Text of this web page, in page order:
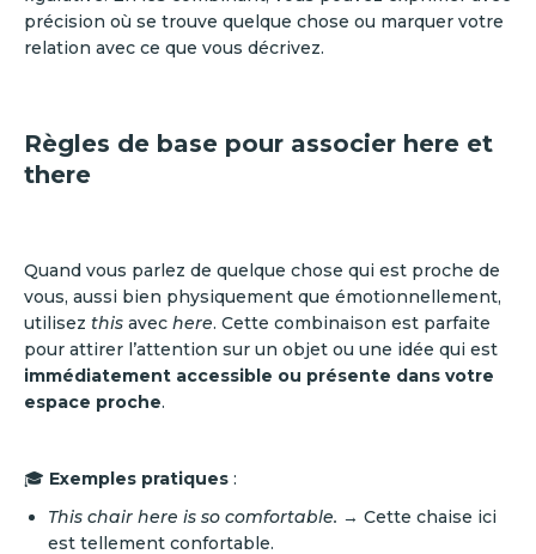
précision où se trouve quelque chose ou marquer votre
relation avec ce que vous décrivez.
Règles de base pour associer here et
there
Quand vous parlez de quelque chose qui est proche de
vous, aussi bien physiquement que émotionnellement,
utilisez this avec here. Cette combinaison est parfaite
pour attirer l’attention sur un objet ou une idée qui est
immédiatement accessible ou présente dans votre
espace proche.
🎓 Exemples pratiques :
This chair here is so comfortable. → Cette chaise ici
est tellement confortable.